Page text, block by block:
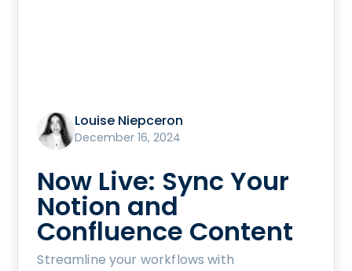
Louise Niepceron
December 16, 2024
Now Live: Sync Your
Notion and
Confluence Content
Streamline your workflows with